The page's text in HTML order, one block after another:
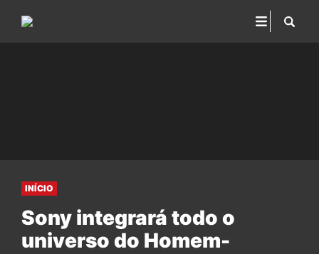
INÍCIO
Sony integrará todo o
universo do Homem-